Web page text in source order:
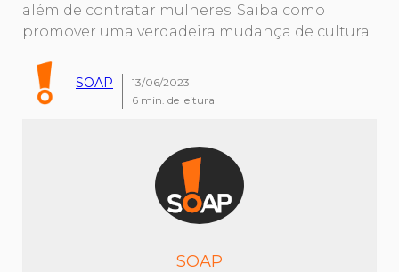
além de contratar mulheres. Saiba como
promover uma verdadeira mudança de cultura
SOAP
13/06/2023
6 min. de leitura
SOAP